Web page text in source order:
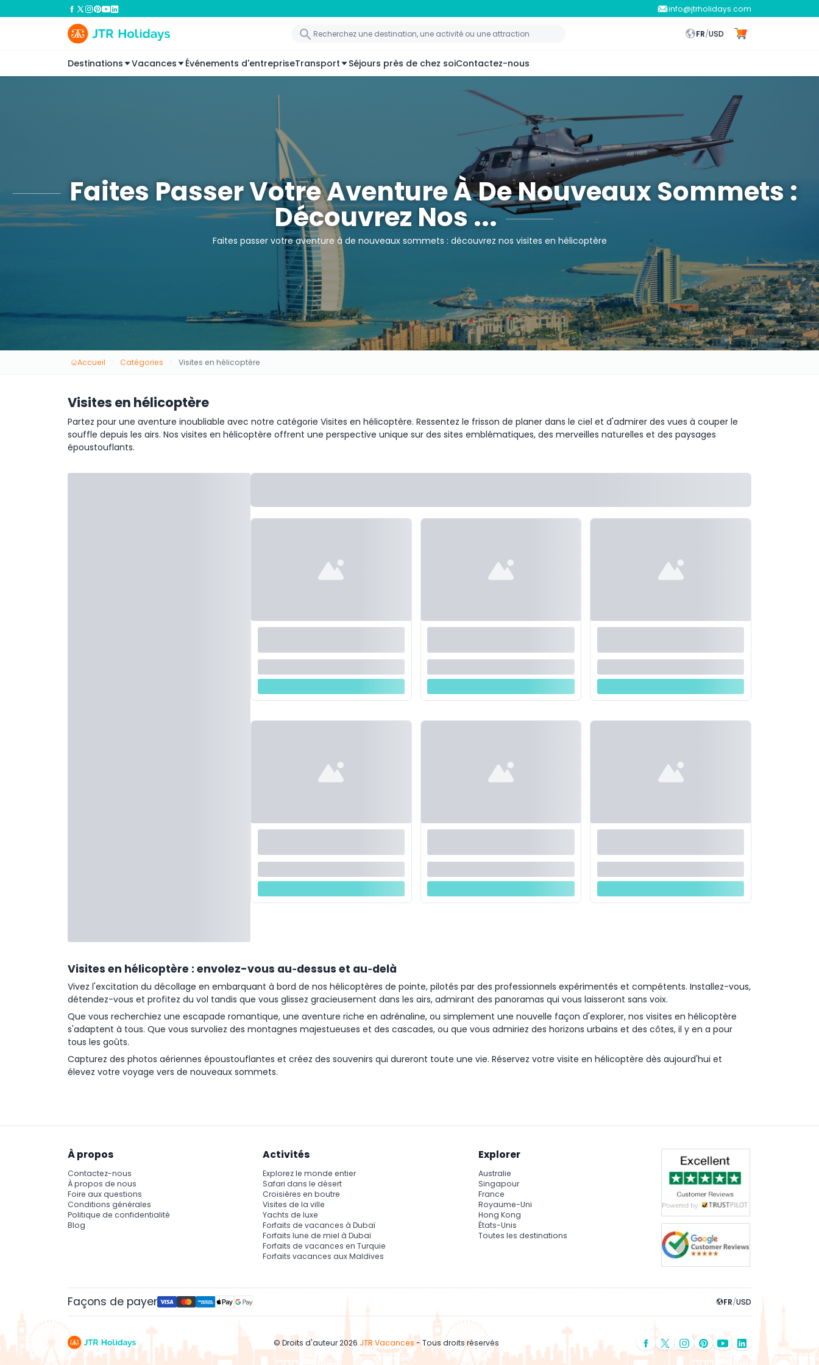
info@jtrholidays.com
FR/USD
Destinations Vacances Événements d'entrepriseTransport Séjours près de chez soiContactez-nous
Faites Passer Votre Aventure À De Nouveaux Sommets :
Découvrez Nos ...
Faites passer votre aventure à de nouveaux sommets : découvrez nos visites en hélicoptère
Accueil Catégories Visites en hélicoptère
Visites en hélicoptère
Partez pour une aventure inoubliable avec notre catégorie Visites en hélicoptère. Ressentez le frisson de planer dans le ciel et d'admirer des vues à couper le
souffle depuis les airs. Nos visites en hélicoptère offrent une perspective unique sur des sites emblématiques, des merveilles naturelles et des paysages
époustouflants.
Visites en hélicoptère : envolez-vous au‑dessus et au‑delà
Vivez l'excitation du décollage en embarquant à bord de nos hélicoptères de pointe, pilotés par des professionnels expérimentés et compétents. Installez-vous,
détendez-vous et profitez du vol tandis que vous glissez gracieusement dans les airs, admirant des panoramas qui vous laisseront sans voix.
Que vous recherchiez une escapade romantique, une aventure riche en adrénaline, ou simplement une nouvelle façon d'explorer, nos visites en hélicoptère
s'adaptent à tous. Que vous survoliez des montagnes majestueuses et des cascades, ou que vous admiriez des horizons urbains et des côtes, il y en a pour
tous les goûts.
Capturez des photos aériennes époustouflantes et créez des souvenirs qui dureront toute une vie. Réservez votre visite en hélicoptère dès aujourd'hui et
élevez votre voyage vers de nouveaux sommets.
À propos
Contactez-nous
À propos de nous
Foire aux questions
Conditions générales
Politique de confidentialité
Blog
Activités
Explorez le monde entier
Safari dans le désert
Croisières en boutre
Visites de la ville
Yachts de luxe
Forfaits de vacances à Dubaï
Forfaits lune de miel à Dubaï
Forfaits de vacances en Turquie
Forfaits vacances aux Maldives
Explorer
Australie
Singapour
France
Royaume-Uni
Hong Kong
États-Unis
Toutes les destinations
Façons de payer FR/USD
© Droits d'auteur 2026 JTR Vacances - Tous droits réservés